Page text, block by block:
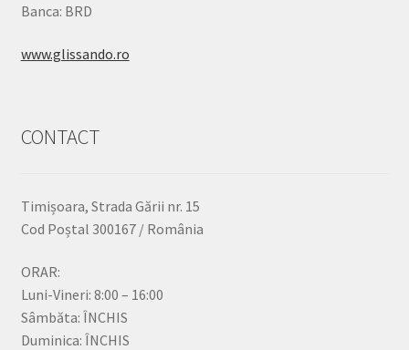
Banca: BRD
www.glissando.ro
CONTACT
Timișoara, Strada Gării nr. 15
Cod Poștal 300167 / România
ORAR:
Luni-Vineri: 8:00 – 16:00
Sâmbăta: ÎNCHIS
Duminica: ÎNCHIS